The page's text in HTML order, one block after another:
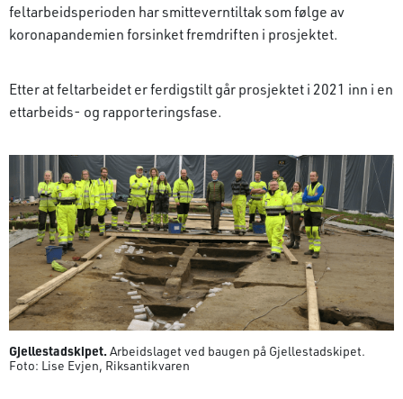
feltarbeidsperioden har smitteverntiltak som følge av
koronapandemien forsinket fremdriften i prosjektet.
Etter at feltarbeidet er ferdigstilt går prosjektet i 2021 inn i en
ettarbeids- og rapporteringsfase.
Gjellestadskipet.Arbeidslaget ved baugen på Gjellestadskipet.
Foto: Lise Evjen, Riksantikvaren